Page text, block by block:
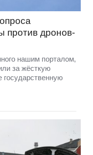
против дронов-
нашим порталом,
за жёсткую